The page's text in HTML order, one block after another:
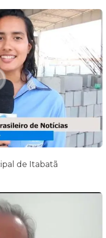
de Itabatã